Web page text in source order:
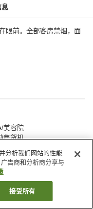
眼前。全部客房禁烟，面
美容院
售货机
Prefort酒店
分析我们网站的性能
告商和分析商分享与
接受所有